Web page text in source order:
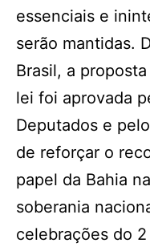
essenciais e
serão mantidas.
Brasil, a
lei foi aprovada
Deputados e
de reforçar o
papel da Bahia
soberania
celebrações do